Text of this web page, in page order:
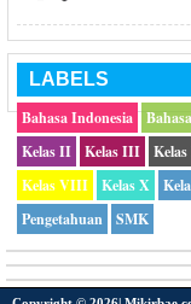
LABELS
Bahasa Indonesia
Kelas II
Kelas III
Kelas VIII
Kelas X
Pengetahuan
SMK